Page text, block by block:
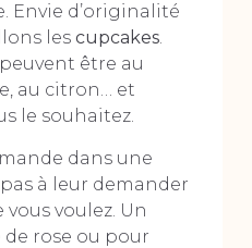
Envie d’originalité
les cupcakes.
être au
au citron… et
le souhaitez.
dans une
pas à leur demander
vous voulez. Un
de rose ou pour